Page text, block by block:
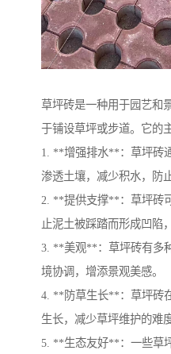
草坪砖是一种用于园艺和
于铺设草坪或步道。它的
1. **增强排水**：草坪砖
渗透土壤，减少积水，防
2. **提供支撑**：草坪砖
止泥土被踩踏而形成凹陷
3. **美观**：草坪砖有多
境协调，增添景观美感。
4. **防草生长**：草坪砖
生长，减少草坪维护的难度
5. **生态友好**：一些草